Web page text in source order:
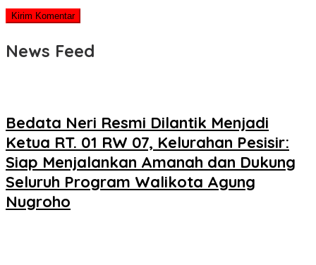
News Feed
Bedata Neri Resmi Dilantik Menjadi
Ketua RT. 01 RW 07, Kelurahan Pesisir:
Siap Menjalankan Amanah dan Dukung
Seluruh Program Walikota Agung
Nugroho